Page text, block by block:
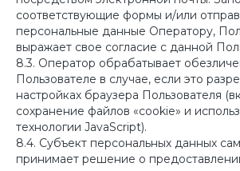
соответствующие формы и/или
персональные данные Оператору,
выражает свое согласие с данной
8.3. Оператор обрабатывает
Пользователе в случае, если это
настройках браузера Пользователя
сохранение файлов «cookie» и
технологии JavaScript).
8.4. Субъект персональных данных
принимает решение о